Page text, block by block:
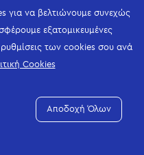
για να βελτιώνουμε συνεχώς
εξατομικευμένες
ρυθμίσεις των cookies σου ανά
Cookies
Αποδοχή Όλων